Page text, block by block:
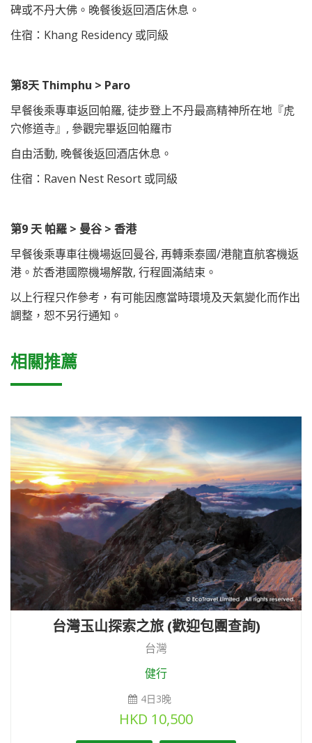
碑或不丹大佛。晚餐後返回酒店休息。
住宿：Khang Residency 或同級
第8天 Thimphu > Paro
早餐後乘專車返回帕羅, 徒步登上不丹最高精神所在地『虎
穴修道寺』, 參觀完畢返回帕羅市
自由活動, 晚餐後返回酒店休息。
住宿：Raven Nest Resort 或同級
第9 天 帕羅 > 曼谷 > 香港
早餐後乘專車往機場返回曼谷, 再轉乘泰國/港龍直航客機返
港。於香港國際機場解散, 行程圓滿結束。
以上行程只作參考，有可能因應當時環境及天氣變化而作出
調整，恕不另行通知。
相關推薦
台灣玉山探索之旅 (歡迎包團查詢)
台灣
健行
4日3晚
HKD 10,500